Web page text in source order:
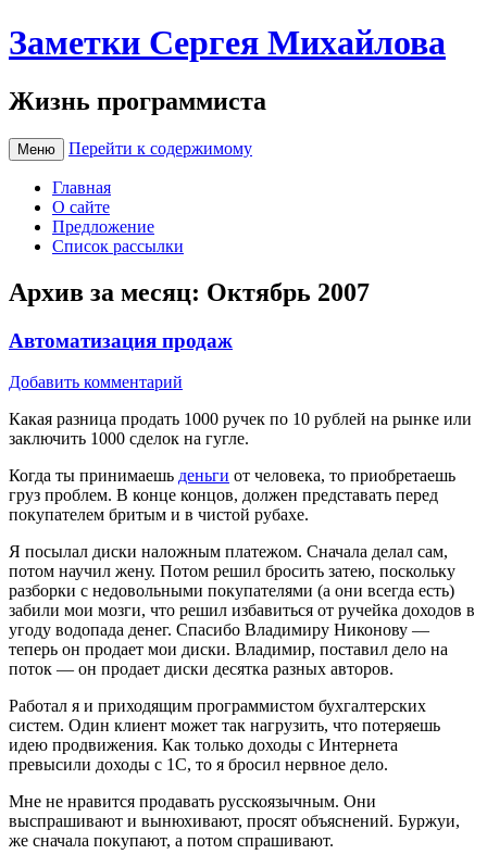
Заметки Сергея Михайлова
Жизнь программиста
Меню Перейти к содержимому
Главная
О сайте
Предложение
Список рассылки
Архив за месяц: Октябрь 2007
Автоматизация продаж
Добавить комментарий
Какая разница продать 1000 ручек по 10 рублей на рынке или
заключить 1000 сделок на гугле.
Когда ты принимаешь деньги от человека, то приобретаешь
груз проблем. В конце концов, должен представать перед
покупателем бритым и в чистой рубахе.
Я посылал диски наложным платежом. Сначала делал сам,
потом научил жену. Потом решил бросить затею, поскольку
разборки с недовольными покупателями (а они всегда есть)
забили мои мозги, что решил избавиться от ручейка доходов в
угоду водопада денег. Спасибо Владимиру Никонову —
теперь он продает мои диски. Владимир, поставил дело на
поток — он продает диски десятка разных авторов.
Работал я и приходящим программистом бухгалтерских
систем. Один клиент может так нагрузить, что потеряешь
идею продвижения. Как только доходы с Интернета
превысили доходы с 1С, то я бросил нервное дело.
Мне не нравится продавать русскоязычным. Они
выспрашивают и вынюхивают, просят объяснений. Буржуи,
же сначала покупают, а потом спрашивают.